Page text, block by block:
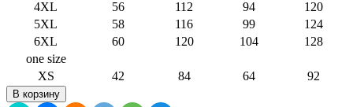
4XL 56 112 94
120
5XL
58 116 99
124
6XL
60 120 104
128
one size
XS
42 84 64 92